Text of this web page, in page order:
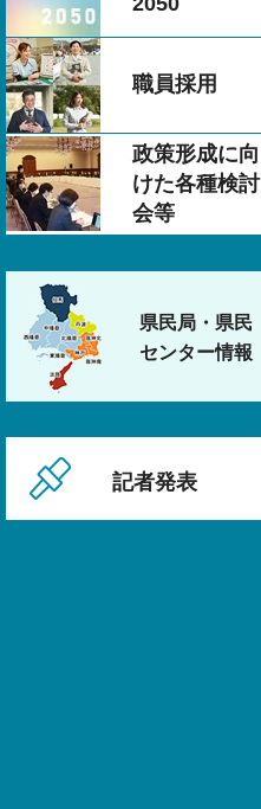
職員採用
政策形成に向
けた各種検討
会等
県民局・県民
センター情報
記者発表